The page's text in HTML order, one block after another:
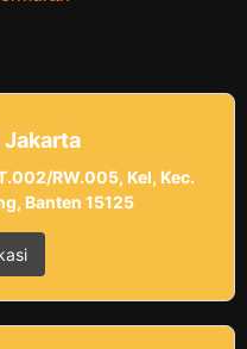
Jakarta
RW.005, Kel, Kec.
Banten 15125